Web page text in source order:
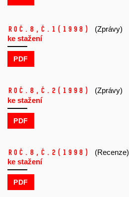
Roč.8, č.1 (1998)
(Zprávy)
ke stažení
PDF
Roč.8, č.2 (1998)
(Zprávy)
ke stažení
PDF
Roč.8, č.2 (1998)
(Recenze)
ke stažení
PDF